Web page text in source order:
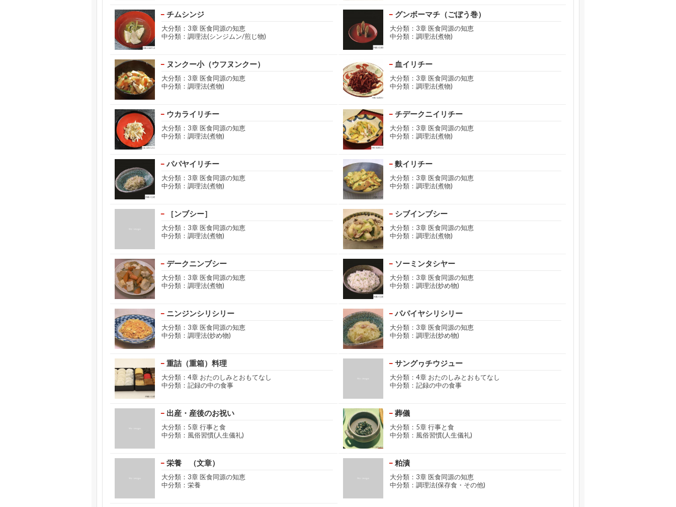
チムシンジ
大分類：3章 医食同源の知恵
中分類：調理法(シンジムン/煎じ物)
グンボーマチ（ごぼう巻）
大分類：3章 医食同源の知恵
中分類：調理法(煮物)
ヌンクー小（ウフヌンクー）
大分類：3章 医食同源の知恵
中分類：調理法(煮物)
血イリチー
大分類：3章 医食同源の知恵
中分類：調理法(煮物)
ウカライリチー
大分類：3章 医食同源の知恵
中分類：調理法(煮物)
チデークニイリチー
大分類：3章 医食同源の知恵
中分類：調理法(煮物)
パパヤイリチー
大分類：3章 医食同源の知恵
中分類：調理法(煮物)
麩イリチー
大分類：3章 医食同源の知恵
中分類：調理法(煮物)
［ンブシー］
大分類：3章 医食同源の知恵
中分類：調理法(煮物)
シブインブシー
大分類：3章 医食同源の知恵
中分類：調理法(煮物)
デークニンブシー
大分類：3章 医食同源の知恵
中分類：調理法(煮物)
ソーミンタシヤー
大分類：3章 医食同源の知恵
中分類：調理法(炒め物)
ニンジンシリシリー
大分類：3章 医食同源の知恵
中分類：調理法(炒め物)
パパイヤシリシリー
大分類：3章 医食同源の知恵
中分類：調理法(炒め物)
重詰（重箱）料理
大分類：4章 おたのしみとおもてなし
中分類：記録の中の食事
サングヮチウジュー
大分類：4章 おたのしみとおもてなし
中分類：記録の中の食事
出産・産後のお祝い
大分類：5章 行事と食
中分類：風俗習慣(人生儀礼)
葬儀
大分類：5章 行事と食
中分類：風俗習慣(人生儀礼)
栄養 （文章）
大分類：3章 医食同源の知恵
中分類：栄養
粕漬
大分類：3章 医食同源の知恵
中分類：調理法(保存食・その他)